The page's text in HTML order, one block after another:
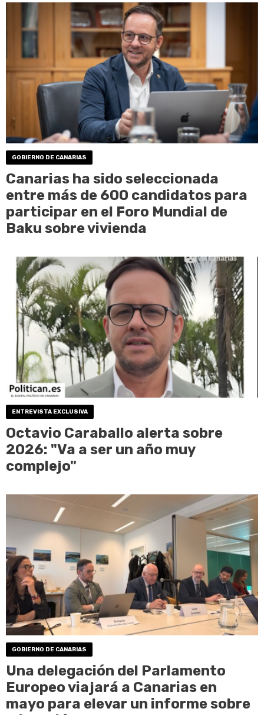
GOBIERNO DE CANARIAS
Canarias ha sido seleccionada
entre más de 600 candidatos para
participar en el Foro Mundial de
Baku sobre vivienda
ENTREVISTA EXCLUSIVA
Octavio Caraballo alerta sobre
2026: "Va a ser un año muy
complejo"
GOBIERNO DE CANARIAS
Una delegación del Parlamento
Europeo viajará a Canarias en
mayo para elevar un informe sobre